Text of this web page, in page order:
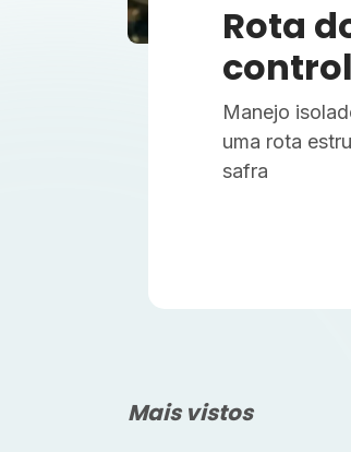
Rota
Manejo
uma rota
safra
Mais vistos